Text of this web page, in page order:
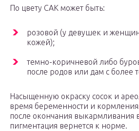
По цвету САК может быть:
розовой (у девушек и женщин
кожей);
темно-коричневой либо
после родов или дам с более
Насыщенную окраску сосок и
время беременности и
после окончания выкармливания
пигментация вернется к норме.